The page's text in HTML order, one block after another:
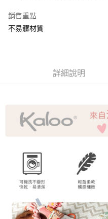
悠遊付
AFTEE先享後付是「在收到商品之
【「AFTEE先享後付」結帳流程】
１．於結帳方式選擇「AFTEE先享
２．訂單成立數日內，您將收到繳
３．收到繳費通知簡訊後14天內，
ATM／網路銀行／等多元方式進行
※ 請注意：結帳手續完成當下不需
購買商品的店家。未經商家同意取
後付繳納相關費用。
※ 交易是否成功請以「AFTEE先享
是否繳費成功／繳費後需取消欲退
運送方式
全家取貨付款
7-11取貨付款
每筆NT$60，滿NT$1,500(含
每筆NT$120，滿NT$1,500(含
銷售重點
不易髒材質
詳細說明